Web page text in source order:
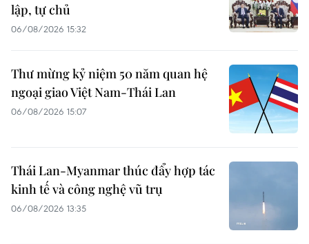
lập, tự chủ
06/08/2026 15:32
Thư mừng kỷ niệm 50 năm quan hệ
ngoại giao Việt Nam-Thái Lan
06/08/2026 15:07
Thái Lan-Myanmar thúc đẩy hợp tác
kinh tế và công nghệ vũ trụ
06/08/2026 13:35